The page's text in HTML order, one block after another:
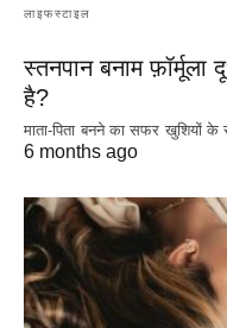
लाइफस्टाइल
स्तनपान बनाम
है?
माता-पिता बनने का सफर खुशियों
6 months ago